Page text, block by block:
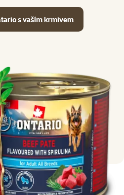
s vaším krmivem